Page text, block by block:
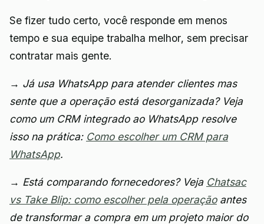
Se fizer tudo certo, você responde em menos
tempo e sua equipe trabalha melhor, sem precisar
contratar mais gente.
→ Já usa WhatsApp para atender clientes mas
sente que a operação está desorganizada? Veja
como um CRM integrado ao WhatsApp resolve
isso na prática: Como escolher um CRM para
WhatsApp.
→ Está comparando fornecedores? Veja Chatsac
vs Take Blip: como escolher pela operaçãoantes
de transformar a compra em um projeto maior do